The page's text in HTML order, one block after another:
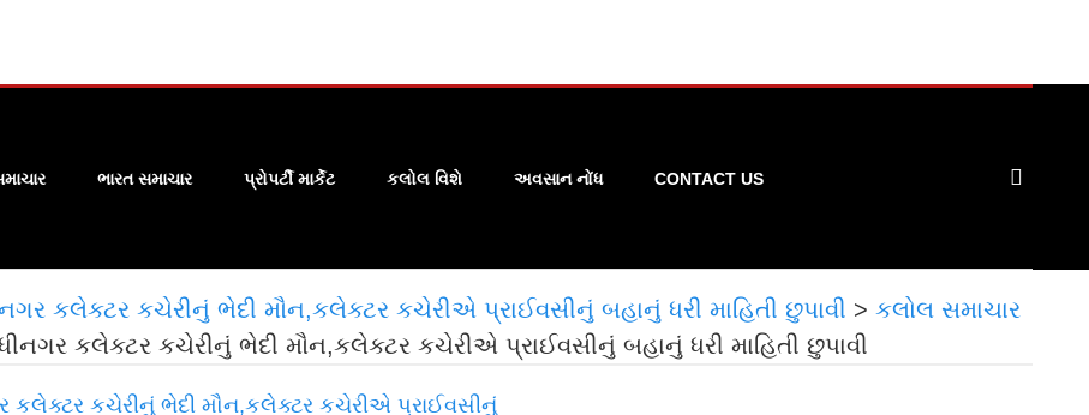
ભારત સમાચાર પ્રોપર્ટી માર્કેટ કલોલ વિશે અવસાન નોંધ CONTACT US
કલેક્ટર કચેરીનું ભેદી મૌન,કલેક્ટર કચેરીએ પ્રાઈવસીનું બહાનું ધરી માહિતી છુપાવી > કલોલ સમાચાર
કલેક્ટર કચેરીનું ભેદી મૌન,કલેક્ટર કચેરીએ પ્રાઈવસીનું બહાનું ધરી માહિતી છુપાવી